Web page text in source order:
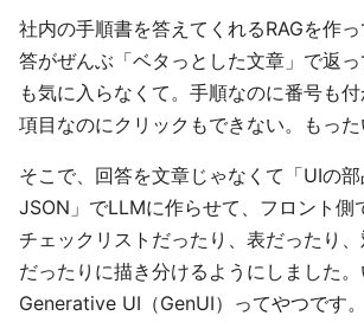
社内の手順書を答えてくれるRAGを作
答がぜんぶ「ベタっとした文章」で返
も気に入らなくて。手順なのに番号も
項目なのにクリックもできない。もった
そこで、回答を文章じゃなくて「UIの
JSON」でLLMに作らせて、フロント側
チェックリストだったり、表だったり
だったりに描き分けるようにしました
Generative UI（GenUI）ってやつです。